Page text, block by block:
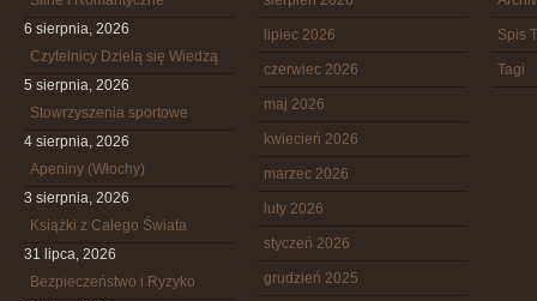
6 sierpnia, 2026
Czytelnicy Dzielą się Wiedzą
5 sierpnia, 2026
Stowrzyszenia sportowe
4 sierpnia, 2026
Apeniny (Włochy)
3 sierpnia, 2026
Książki z Całego Świata
31 lipca, 2026
Bezpieczeństwo i Ryzyko
lipiec 2026
czerwiec 2026
maj 2026
kwiecień 2026
marzec 2026
luty 2026
styczeń 2026
grudzień 2025
Spis
Tagi